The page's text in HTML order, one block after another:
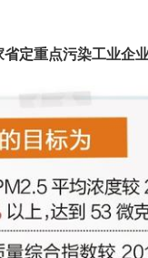
重点污染工业企